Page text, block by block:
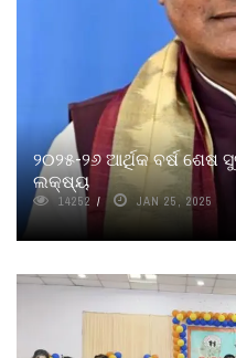
୨୦୨୫-୨୬ ଆର୍ଥିକ ବର୍ଷ ଶେଷ
ଲକ୍ଷ୍ୟ
14252 JAN 25, 2025